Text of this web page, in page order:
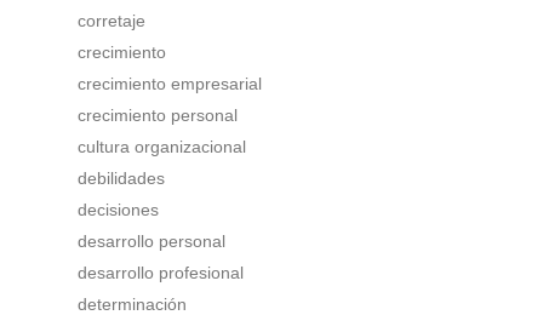
corretaje
crecimiento
crecimiento empresarial
crecimiento personal
cultura organizacional
debilidades
decisiones
desarrollo personal
desarrollo profesional
determinación